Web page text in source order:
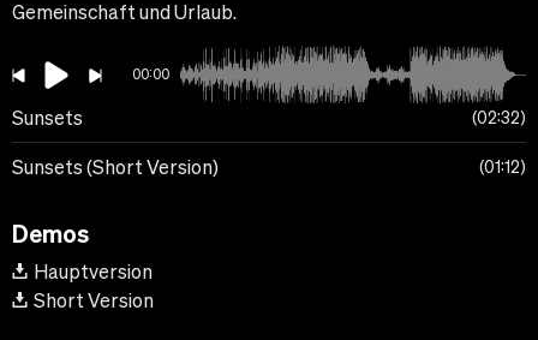
Gemeinschaft und Urlaub.
00:00
Sunsets 02:32
Sunsets (Short Version) 01:12
Demos
Hauptversion
Short Version